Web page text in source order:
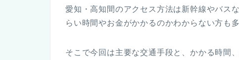
愛知・高知間のアクセス方法は新幹線やバス
らい時間やお金がかかるのかわからない方も
そこで今回は主要な交通手段と、かかる時間